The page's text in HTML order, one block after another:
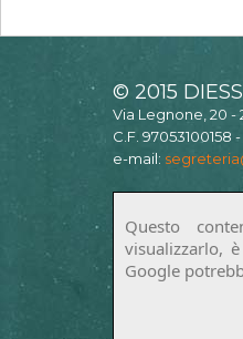
© 2015
Via Legnone, 20 -
C.F. 97053100158
e-mail:
Questo
visualizzarlo,
Google